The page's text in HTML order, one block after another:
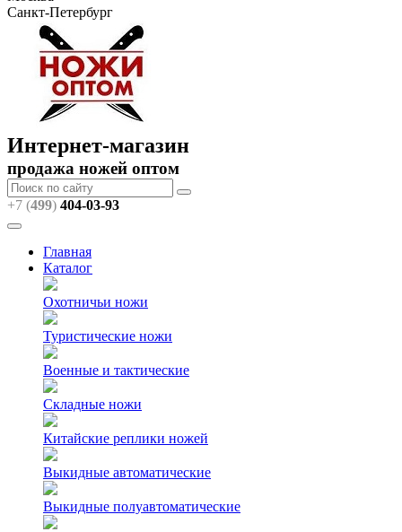
Санкт-Петербург
Интернет-магазин
продажа ножей оптом
+7 (499) 404-03-93
Главная
Каталог
Охотничьи ножи
Туристические ножи
Военные и тактические
Складные ножи
Китайские реплики ножей
Выкидные автоматические
Выкидные полуавтоматические